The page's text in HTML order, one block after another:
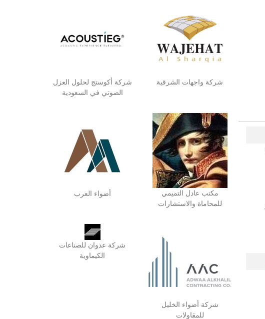
http://www.plutosms.com/zagel
شركة واجهات الشرقية
شركة أكوستج لحلول العزل
الصوتي في السعودية
مكتب عادل التميمي
للمحاماة والاستشارات
أضواء العرب
شركة أضواء الخليل
للمقاولات
شركة عدوان للصناعات
الكيماوية